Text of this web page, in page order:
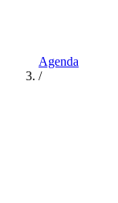
Agenda
/